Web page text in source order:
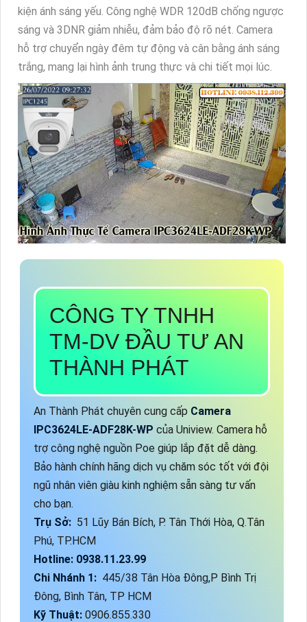
kiện ánh sáng yếu. Công nghệ WDR 120dB chống ngược
sáng và 3DNR giảm nhiễu, đảm bảo độ rõ nét. Camera
hỗ trợ chuyển ngày đêm tự động và cân bằng ánh sáng
trắng, mang lại hình ảnh trung thực và chi tiết mọi lúc.
CÔNG TY TNHH
TM-DV ĐẦU TƯ AN
THÀNH PHÁT
An Thành Phát chuyên cung cấp Camera
IPC3624LE-ADF28K-WP của Uniview. Camera hỗ
trợ công nghệ nguồn Poe giúp lắp đặt dễ dàng.
Bảo hành chính hãng dịch vụ chăm sóc tốt với đội
ngũ nhân viên giàu kinh nghiệm sẵn sàng tư vấn
cho bạn.
Trụ Sở: 51 Lũy Bán Bích, P. Tân Thới Hòa, Q.Tân
Phú, TP.HCM
Hotline: 0938.11.23.99
Chi Nhánh 1: 445/38 Tân Hòa Đông,P Bình Trị
Đông, Bình Tân, TP HCM
Kỹ Thuật: 0906.855.330